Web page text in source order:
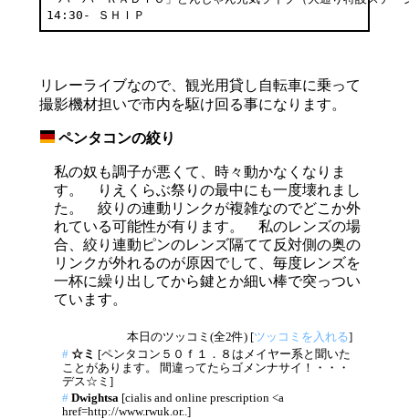
14:30- ＳＨＩＰ
リレーライブなので、観光用貸し自転車に乗って
撮影機材担いで市内を駆け回る事になります。
ペンタコンの絞り
私の奴も調子が悪くて、時々動かなくなりま
す。 りえくらぶ祭りの最中にも一度壊れまし
た。 絞りの連動リンクが複雑なのでどこか外
れている可能性が有ります。 私のレンズの場
合、絞り連動ピンのレンズ隔てて反対側の奥の
リンクが外れるのが原因でして、毎度レンズを
一杯に繰り出してから鍵とか細い棒で突っつい
ています。
本日のツッコミ(全2件) [ツッコミを入れる]
# ☆ミ [ペンタコン５０ｆ１．８はメイヤー系と聞いた
ことがあります。 間違ってたらゴメンナサイ！・・・
デス☆ミ]
# Dwightsa [cialis and online prescription <a
href=http://www.rwuk.or..]